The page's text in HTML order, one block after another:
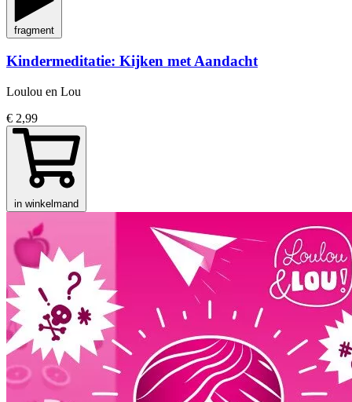
fragment
Kindermeditatie: Kijken met Aandacht
Loulou en Lou
€ 2,99
in winkelmand